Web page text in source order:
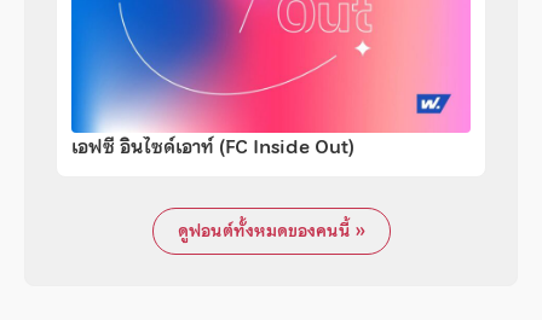
เอฟซี อินไซด์เอาท์ (FC Inside Out)
ดูฟอนต์ทั้งหมดของคนนี้ »